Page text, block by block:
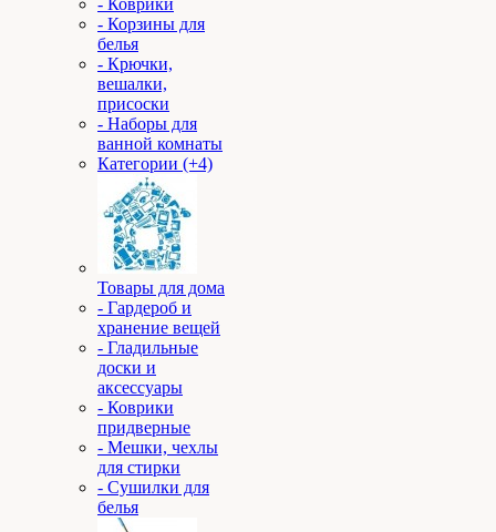
- Коврики
- Корзины для
белья
- Крючки,
вешалки,
присоски
- Наборы для
ванной комнаты
Категории (+4)
Товары для дома
- Гардероб и
хранение вещей
- Гладильные
доски и
аксессуары
- Коврики
придверные
- Мешки, чехлы
для стирки
- Сушилки для
белья